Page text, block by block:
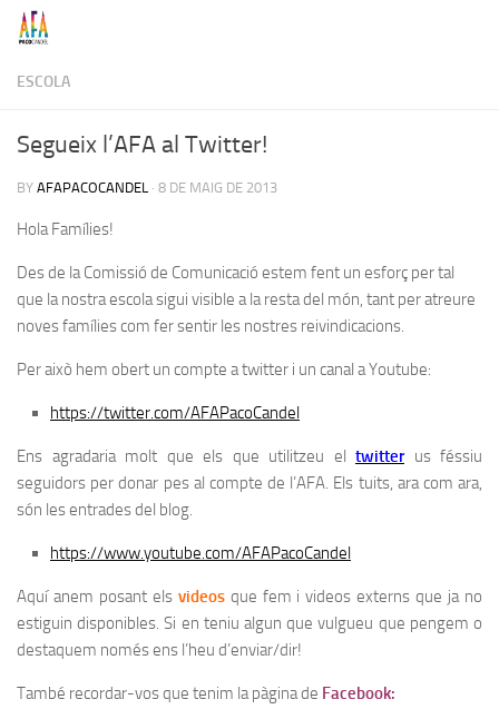
Skip to content
ESCOLA
Segueix l’AFA al Twitter!
BY AFAPACOCANDEL · 8 DE MAIG DE 2013
Hola Famílies!
Des de la Comissió de Comunicació estem fent un esforç per tal
que la nostra escola sigui visible a la resta del món, tant per atreure
noves famílies com fer sentir les nostres reivindicacions.
Per això hem obert un compte a twitter i un canal a Youtube:
https://twitter.com/AFAPacoCandel
Ens agradaria molt que els que utilitzeu el twitter us féssiu
seguidors per donar pes al compte de l’AFA. Els tuits, ara com ara,
són les entrades del blog.
https://www.youtube.com/AFAPacoCandel
Aquí anem posant els videosque fem i videos externs que ja no
estiguin disponibles. Si en teniu algun que vulgueu que pengem o
destaquem només ens l’heu d’enviar/dir!
També recordar-vos que tenim la pàgina de Facebook: